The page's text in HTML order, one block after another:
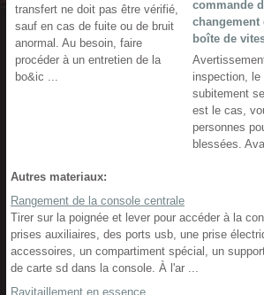
transfert ne doit pas être vérifié,
sauf en cas de fuite ou de bruit
anormal. Au besoin, faire
procéder à un entretien de la
bo&ic ...
commande
changement
boîte de
inspection, le
subitement
est le cas,
personnes
blessées.
Autres materiaux:
Rangement de la console centrale
Tirer sur la poignée et lever pour accéder à la
prises auxiliaires, des ports usb, une prise
accessoires, un compartiment spécial, un
de carte sd dans la console. À l'ar ...
Ravitaillement en essence